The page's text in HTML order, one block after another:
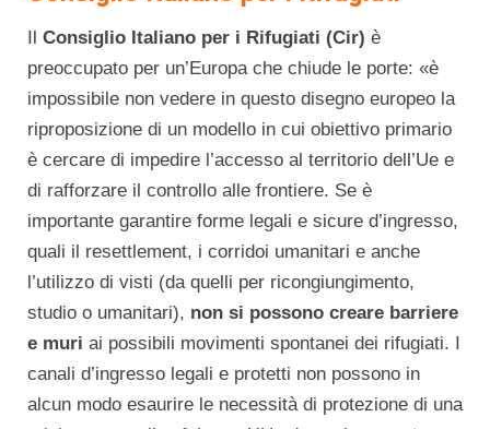
Il Consiglio Italiano per i Rifugiati (Cir) è
preoccupato per un’Europa che chiude le porte: «è
impossibile non vedere in questo disegno europeo la
riproposizione di un modello in cui obiettivo primario
è cercare di impedire l’accesso al territorio dell’Ue e
di rafforzare il controllo alle frontiere. Se è
importante garantire forme legali e sicure d’ingresso,
quali il resettlement, i corridoi umanitari e anche
l’utilizzo di visti (da quelli per ricongiungimento,
studio o umanitari), non si possono creare barriere
e muri ai possibili movimenti spontanei dei rifugiati. I
canali d’ingresso legali e protetti non possono in
alcun modo esaurire le necessità di protezione di una